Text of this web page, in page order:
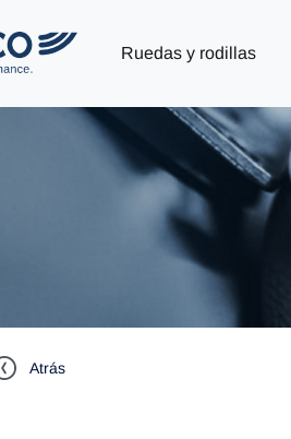
Ruedas y rodillas
Atrás